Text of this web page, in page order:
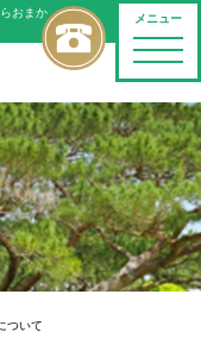
メニュー
toggle
おまか
ついて